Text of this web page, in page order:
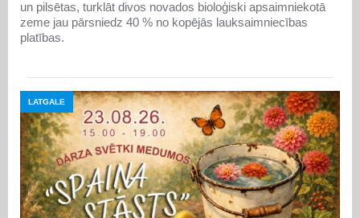
un pilsētas, turklāt divos novados bioloģiski apsaimniekotā
zeme jau pārsniedz 40 % no kopējās lauksaimniecības
platības.
LATGALE